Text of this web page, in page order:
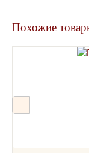
Похожие